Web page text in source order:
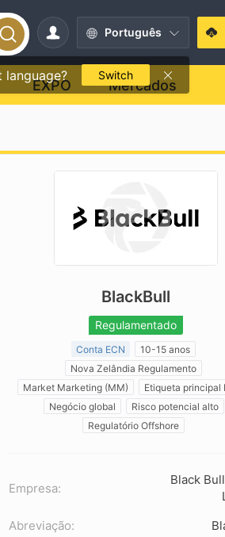
Português
Switch
EXPO Mercados
BlackBull
Regulamentado
Conta ECN
10-15 anos
Nova Zelândia Regulamento
Market Marketing (MM)
Etiqueta principal
Negócio global
Risco potencial alto
Regulatório Offshore
Empresa:
Black
Abreviação: